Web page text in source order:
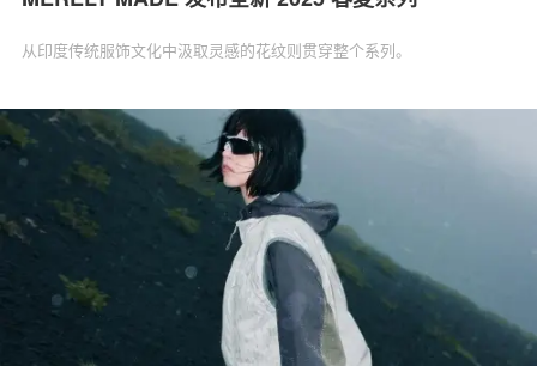
从印度传统服饰文化中汲取灵感的花纹则贯穿整个系列。